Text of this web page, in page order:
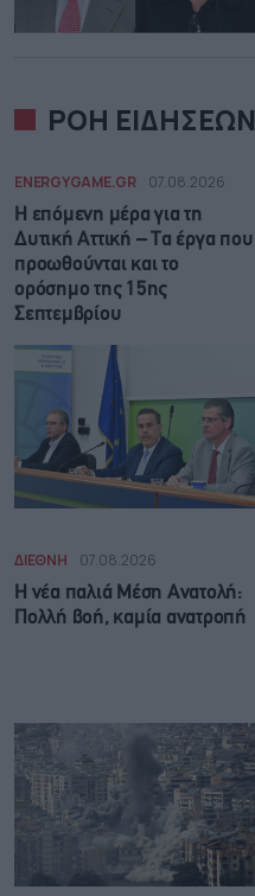
ΡΟΗ ΕΙΔΗΣΕΩΝ
ENERGYGAME.GR 07.08.2026
Η επόμενη μέρα για τη
Δυτική Αττική – Τα έργα που
προωθούνται και το
ορόσημο της 15ης
Σεπτεμβρίου
ΔΙΕΘΝΗ 07.08.2026
Η νέα παλιά Μέση Ανατολή:
Πολλή βοή, καμία ανατροπή